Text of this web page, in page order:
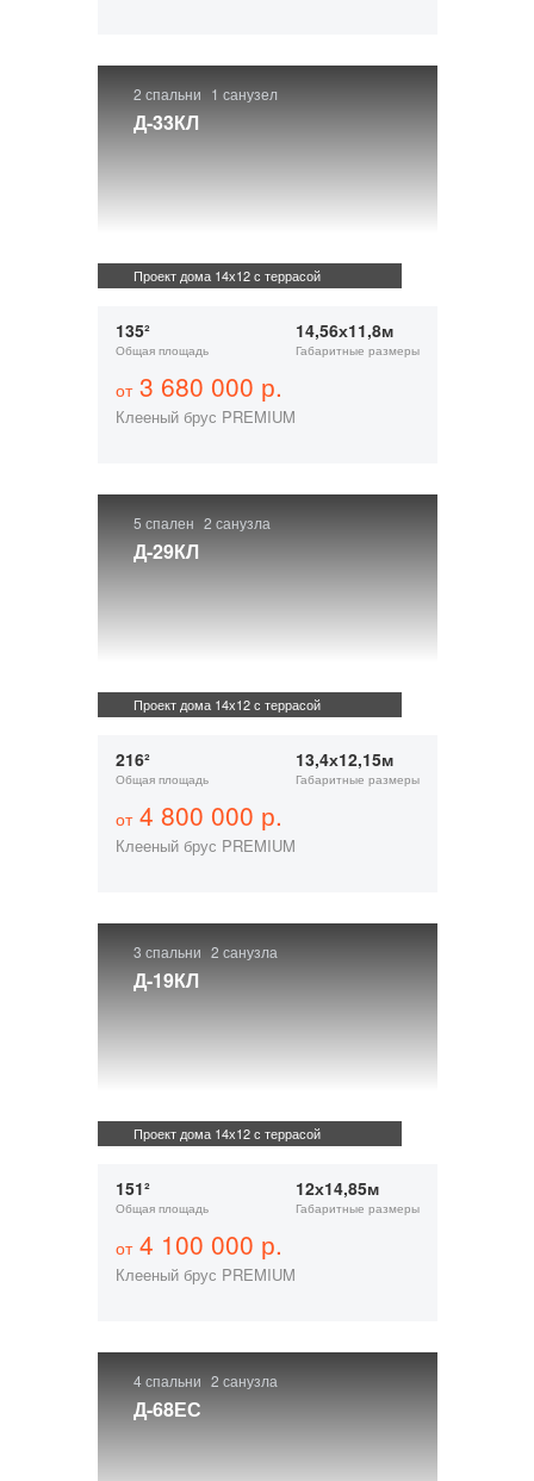
2 спальни 1 санузел
Д-33КЛ
Проект дома 14х12 с террасой
135²
Общая площадь
14,56х11,8м
Габаритные размеры
от3 680 000 р.
Клееный брус PREMIUM
5 спален 2 санузла
Д-29КЛ
Проект дома 14х12 с террасой
216²
Общая площадь
13,4х12,15м
Габаритные размеры
от4 800 000 р.
Клееный брус PREMIUM
3 спальни 2 санузла
Д-19КЛ
Проект дома 14х12 с террасой
151²
Общая площадь
12х14,85м
Габаритные размеры
от4 100 000 р.
Клееный брус PREMIUM
4 спальни 2 санузла
Д-68ЕС